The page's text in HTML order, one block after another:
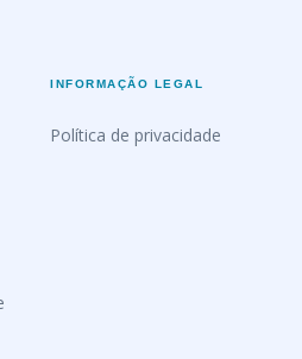
INFORMAÇÃO LEGAL
Política de privacidade